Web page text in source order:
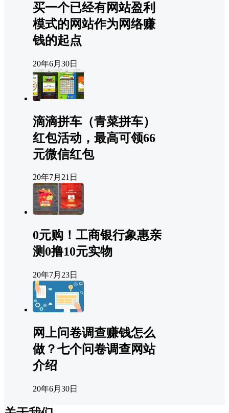
买一个已经有网站盈利
模式的网站作为网络赚
钱的起点
20年6月30日
滴滴拼车（青菜拼车）
红包活动，最高可领66
元微信红包
20年7月21日
0元购！工商银行象惠亲
测0撸10元实物
20年7月23日
网上问卷调查赚钱怎么
做？七个问卷调查网站
介绍
20年6月30日